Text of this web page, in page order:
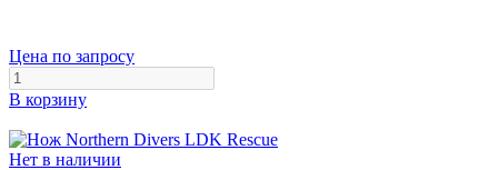
Цена по запросу
В корзину
Нет в наличии